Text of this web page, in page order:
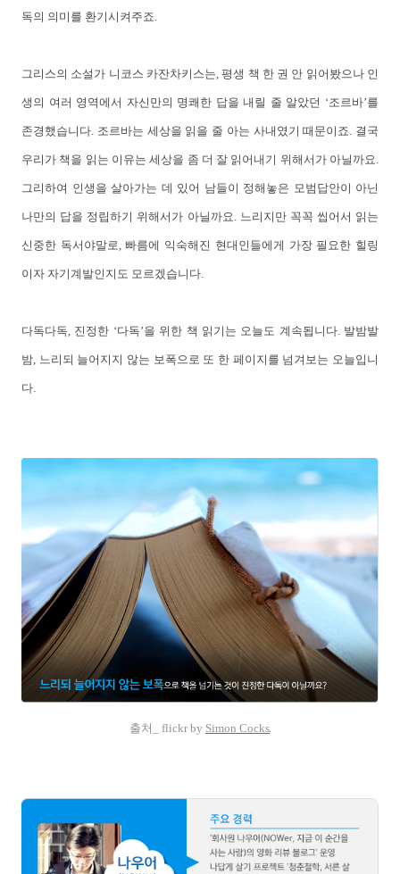
독의 의미를 환기시켜주죠.
그리스의 소설가 니코스 카잔차키스는, 평생 책 한 권 안 읽어봤으나 인
생의 여러 영역에서 자신만의 명쾌한 답을 내릴 줄 알았던 ‘조르바’를
존경했습니다. 조르바는 세상을 읽을 줄 아는 사내였기 때문이죠. 결국
우리가 책을 읽는 이유는 세상을 좀 더 잘 읽어내기 위해서가 아닐까요.
그리하여 인생을 살아가는 데 있어 남들이 정해놓은 모범답안이 아닌
나만의 답을 정립하기 위해서가 아닐까요. 느리지만 꼭꼭 씹어서 읽는
신중한 독서야말로, 빠름에 익숙해진 현대인들에게 가장 필요한 힐링
이자 자기계발인지도 모르겠습니다.
다독다독, 진정한 ‘다독’을 위한 책 읽기는 오늘도 계속됩니다. 발밤발
밤, 느리되 늘어지지 않는 보폭으로 또 한 페이지를 넘겨보는 오늘입니
다.
출처_ flickr by Simon Cocks